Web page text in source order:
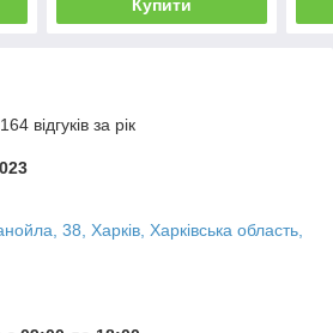
Купити
відгуків за рік
38, Харків, Харківська область,